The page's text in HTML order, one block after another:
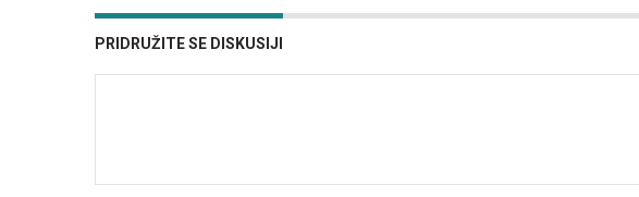
PRIDRUŽITE SE DISKUSIJI